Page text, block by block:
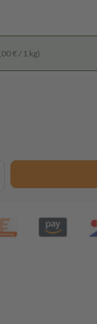
€ / 1 kg)